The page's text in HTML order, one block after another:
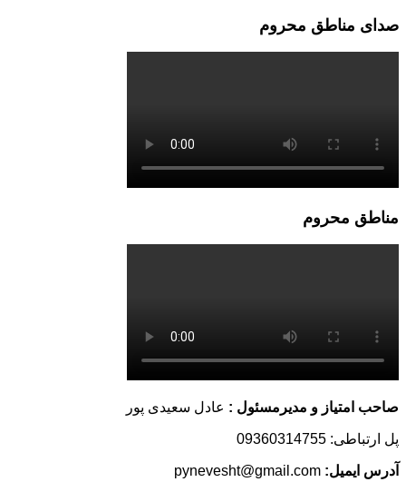
صدای مناطق محروم
مناطق محروم
صاحب امتیاز و مدیرمسئول : عادل سعیدی پور
پل ارتباطی: 09360314755
آدرس ایمیل: